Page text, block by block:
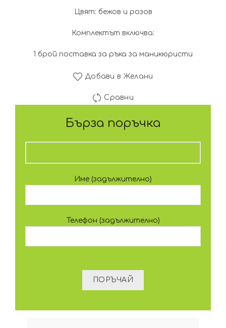
Цвят: бежов и розов
Комплектът включва:
1 брой поставка за ръка за маникюристи
Добави в Желани
Сравни
Бърза поръчка
Име (задължително)
Телефон (задължително)